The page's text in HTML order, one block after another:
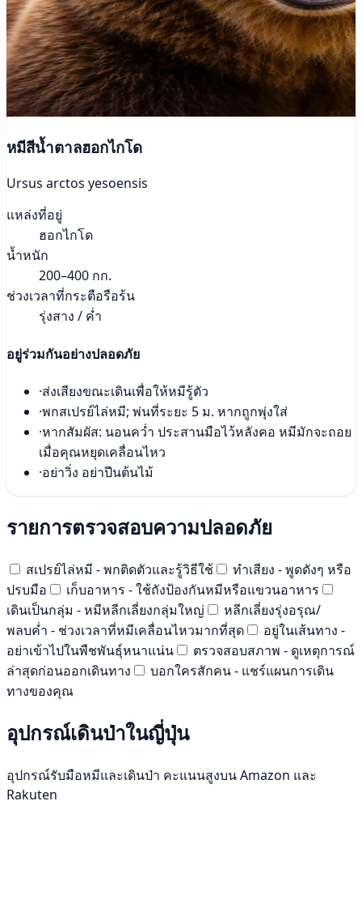
หมีสีน้ำตาลฮอกไกโด
Ursus arctos yesoensis
แหล่งที่อยู่
ฮอกไกโด
น้ำหนัก
200–400 กก.
ช่วงเวลาที่กระตือรือร้น
รุ่งสาง / ค่ำ
อยู่ร่วมกันอย่างปลอดภัย
·ส่งเสียงขณะเดินเพื่อให้หมีรู้ตัว
·พกสเปรย์ไล่หมี; พ่นที่ระยะ 5 ม. หากถูกพุ่งใส่
·หากสัมผัส: นอนคว่ำ ประสานมือไว้หลังคอ หมีมักจะถอย
เมื่อคุณหยุดเคลื่อนไหว
·อย่าวิ่ง อย่าปีนต้นไม้
รายการตรวจสอบความปลอดภัย
สเปรย์ไล่หมี - พกติดตัวและรู้วิธีใช้
ทำเสียง - พูดดังๆ หรือ
ปรบมือ
เก็บอาหาร - ใช้ถังป้องกันหมีหรือแขวนอาหาร
เดินเป็นกลุ่ม - หมีหลีกเลี่ยงกลุ่มใหญ่
หลีกเลี่ยงรุ่งอรุณ/
พลบค่ำ - ช่วงเวลาที่หมีเคลื่อนไหวมากที่สุด
อยู่ในเส้นทาง -
อย่าเข้าไปในพืชพันธุ์หนาแน่น
ตรวจสอบสภาพ - ดูเหตุการณ์
ล่าสุดก่อนออกเดินทาง
บอกใครสักคน - แชร์แผนการเดิน
ทางของคุณ
อุปกรณ์เดินป่าในญี่ปุ่น
อุปกรณ์รับมือหมีและเดินป่า คะแนนสูงบน Amazon และ
Rakuten